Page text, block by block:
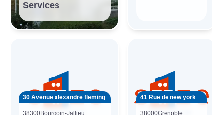
Services
30 Avenue alexandre fleming
38300Bourgoin-Jallieu
41 Rue de new york
38000Grenoble